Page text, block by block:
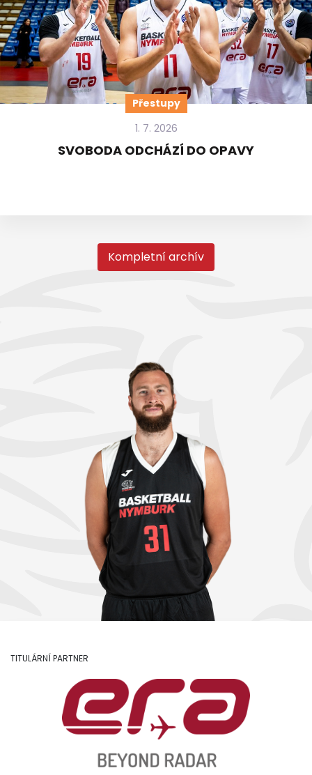
Přestupy
1. 7. 2026
SVOBODA ODCHÁZÍ DO OPAVY
Kompletní archív
TITULÁRNÍ PARTNER